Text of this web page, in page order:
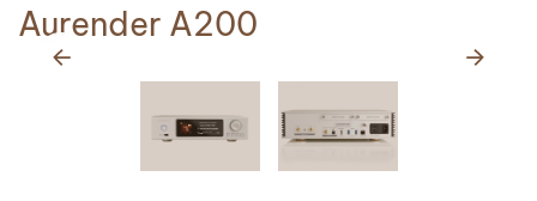
Aurender A200